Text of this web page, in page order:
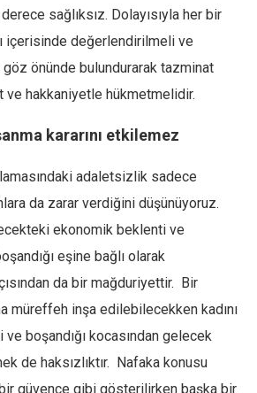
sağlıksız. Dolayısıyla her bir
içerisinde değerlendirilmeli ve
göz önünde bulundurarak tazminat
ve hakkaniyetle hükmetmelidir.
kararını etkilemez
adaletsizlik sadece
da zarar verdiğini düşünüyoruz.
ekonomik beklenti ve
eşine bağlı olarak
da bir mağduriyettir. Bir
müreffeh inşa edilebilecekken kadını
boşandığı kocasından gelecek
de haksızlıktır. Nafaka konusu
güvence gibi gösterilirken başka bir